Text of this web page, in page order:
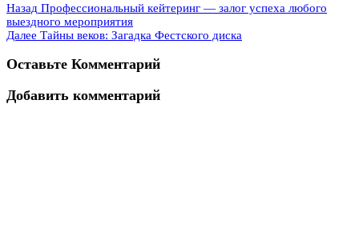
Назад Профессиональный кейтеринг — залог успеха любого
выездного мероприятия
Далее Тайны веков: Загадка Фестского диска
Оставьте Комментарий
Добавить комментарий